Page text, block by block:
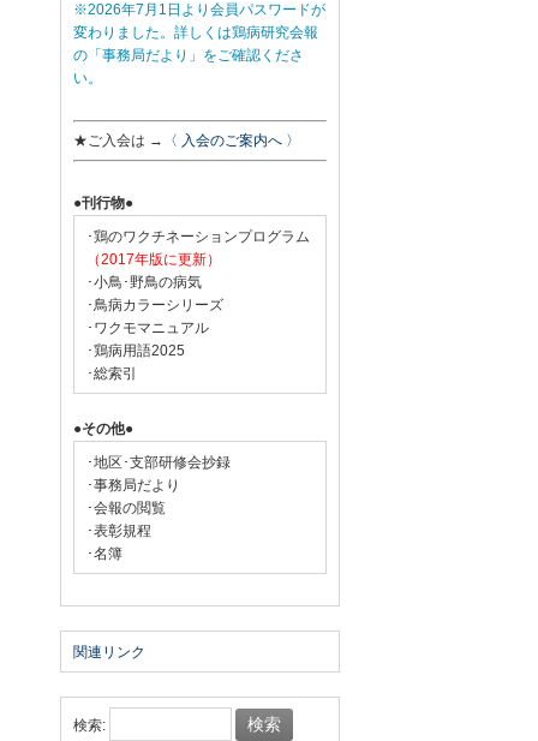
※2026年7月1日より会員パスワードが
変わりました。詳しくは鶏病研究会報
の「事務局だより」をご確認くださ
い。
★ご入会は → 〈 入会のご案内へ 〉
●刊行物●
･鶏のワクチネーションプログラム
（2017年版に更新）
･小鳥･野鳥の病気
･鳥病カラーシリーズ
･ワクモマニュアル
･鶏病用語2025
･総索引
●その他●
･地区･支部研修会抄録
･事務局だより
･会報の閲覧
･表彰規程
･名簿
関連リンク
検索: